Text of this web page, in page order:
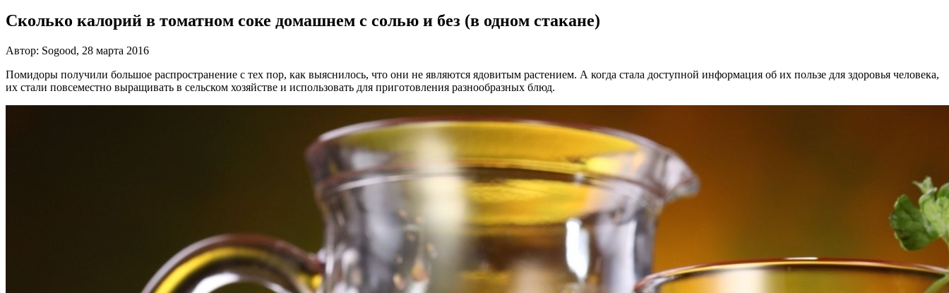
Сколько калорий в томатном соке домашнем с солью и без (в одном стакане)
Автор: Sogood, 28 марта 2016
Помидоры получили большое распространение с тех пор, как выяснилось, что они не являются ядовитым растением. А когда стала доступной информация об их пользе для здоровья человека,
их стали повсеместно выращивать в сельском хозяйстве и использовать для приготовления разнообразных блюд.